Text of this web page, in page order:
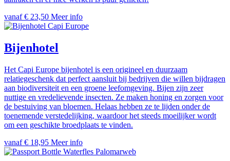
vanaf € 23,50 Meer info
Capi Europe
Bijenhotel
Het Capi Europe bijenhotel is een origineel en duurzaam
relatiegeschenk dat perfect aansluit bij bedrijven die willen bijdragen
aan biodiversiteit en een groene leefomgeving. Bijen zijn zeer
nuttige en vredelievende insecten. Ze maken honing en zorgen voor
de bestuiving van bloemen. Helaas hebben ze te lijden onder de
toenemende verstedelijking, waardoor het steeds moeilijker wordt
om een geschikte broedplaats te vinden.
vanaf € 18,95 Meer info
Palomarweb